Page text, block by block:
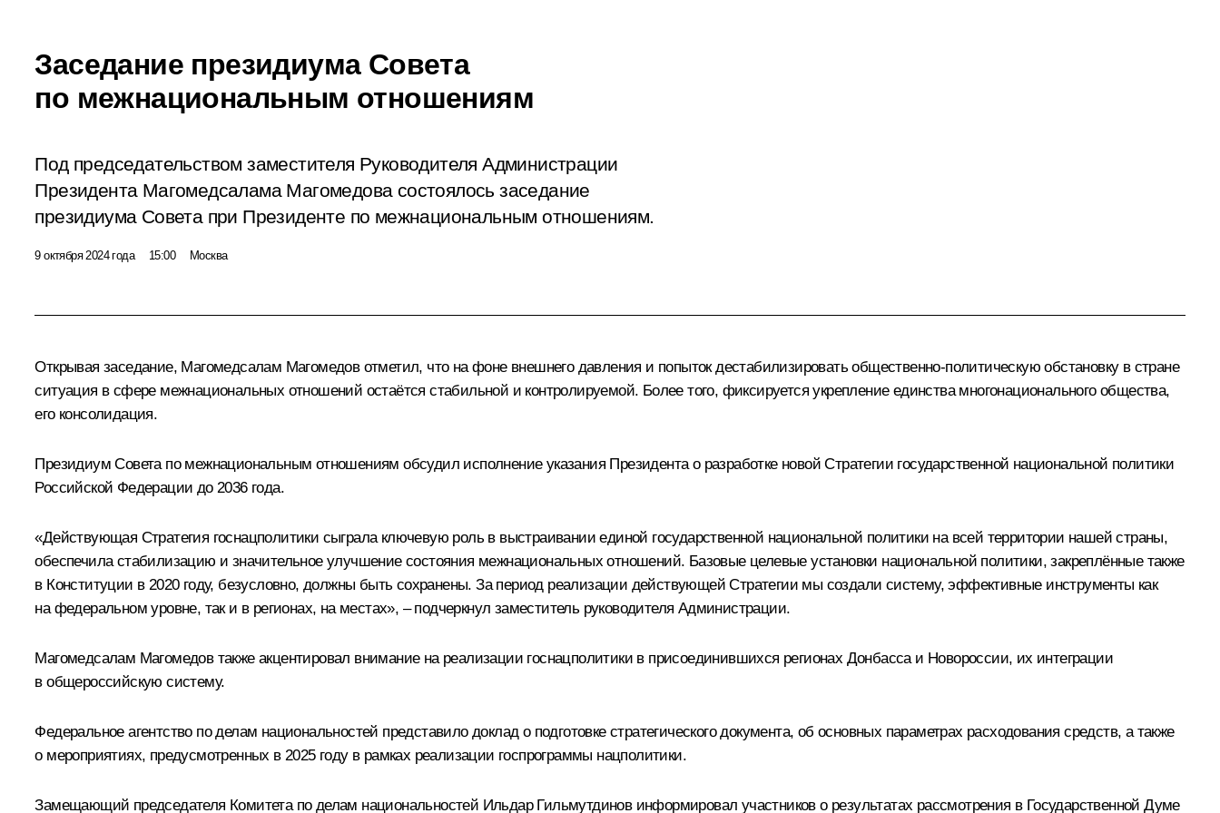
Заседание президиума Совета
по межнациональным отношениям
Под председательством заместителя Руководителя Администрации
Президента Магомедсалама Магомедова состоялось заседание
президиума Совета при Президенте по межнациональным отношениям.
9 октября 2024 года 15:00 Москва
Открывая заседание, Магомедсалам Магомедовотметил, что на фоне внешнего давления и попыток дестабилизировать общественно-политическую обстановку в стране
ситуация в сфере межнациональных отношений остаётся стабильной и контролируемой. Более того, фиксируется укрепление единства многонационального общества,
его консолидация.
Президиум Совета по межнациональным отношениям обсудил исполнение указания Президента о разработке новой Стратегии государственной национальной политики
Российской Федерации до 2036 года.
«Действующая Стратегия госнацполитики сыграла ключевую роль в выстраивании единой государственной национальной политики на всей территории нашей страны,
обеспечила стабилизацию и значительное улучшение состояния межнациональных отношений. Базовые целевые установки национальной политики, закреплённые также
в Конституции в 2020 году, безусловно, должны быть сохранены. За период реализации действующей Стратегии мы создали систему, эффективные инструменты как
на федеральном уровне, так и в регионах, на местах», – подчеркнул заместитель руководителя Администрации.
Магомедсалам Магомедов также акцентировал внимание на реализации госнацполитики в присоединившихся регионах Донбасса и Новороссии, их интеграции
в общероссийскую систему.
Федеральное агентство по делам национальностей представило доклад о подготовке стратегического документа, об основных параметрах расходования средств, а также
о мероприятиях, предусмотренных в 2025 году в рамках реализации госпрограммы нацполитики.
Замещающий председателя Комитета по делам национальностей Ильдар Гильмутдинов информировал участников о результатах рассмотрения в Государственной Думе